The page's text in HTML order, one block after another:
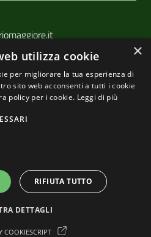
con WordPress
×
utilizza cookie
per migliorare la tua esperienza di
sito web acconsenti a tutti i cookie
policy per i cookie. Leggi di più
RIFIUTA TUTTO
DETTAGLI
COOKIESCRIPT